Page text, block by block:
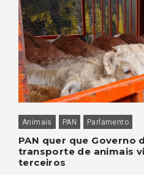
Animais PAN Parlamento
PAN quer que Governo
transporte de animais
terceiros